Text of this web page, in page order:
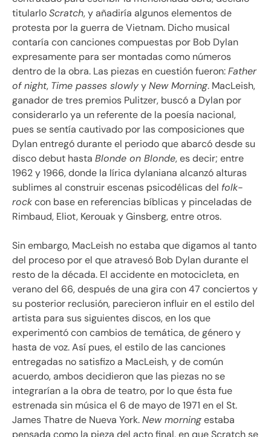
titularloScratch, y añadiría algunos elementos de
protesta por la guerra de Vietnam. Dicho musical
contaría con canciones compuestas por Bob Dylan
expresamente para ser montadas como números
dentro de la obra. Las piezas en cuestión fueron:Father
of night, Time passes slowlyyNew Morning. MacLeish,
ganador de tres premios Pulitzer, buscó a Dylan por
considerarlo ya un referente de la poesía nacional,
pues se sentía cautivado por las composiciones que
Dylan entregó durante el periodo que abarcó desde su
disco debut hasta Blonde on Blonde, es decir; entre
1962 y 1966, donde la lírica dylaniana alcanzó alturas
sublimes al construir escenas psicodélicas del folk-
rockcon base en referencias bíblicas y pinceladas de
Rimbaud, Eliot, Kerouak y Ginsberg, entre otros.
Sin embargo, MacLeish no estaba que digamos al tanto
del proceso por el que atravesó Bob Dylan durante el
resto de la década. El accidente en motocicleta, en
verano del 66, después de una gira con 47 conciertos y
su posterior reclusión, parecieron influir en el estilo del
artista para sus siguientes discos, en los que
experimentó con cambios de temática, de género y
hasta de voz. Así pues, el estilo de las canciones
entregadas no satisfizo a MacLeish, y de común
acuerdo, ambos decidieron que las piezas no se
integrarían a la obra de teatro, por lo que ésta fue
estrenada sin música el 6 de mayo de 1971 en el St.
James Thatre de Nueva York.New morningestaba